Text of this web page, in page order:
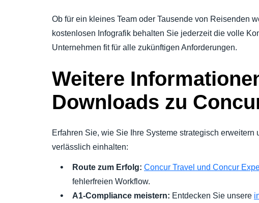
Ob für ein kleines Team oder Tausende von Reisenden
kostenlosen Infografik behalten Sie jederzeit die volle
Unternehmen fit für alle zukünftigen Anforderungen.
Weitere
Downloads zu
Erfahren Sie, wie Sie Ihre Systeme strategisch erweitern
verlässlich einhalten:
Route zum Erfolg: Concur Travel und Concur
fehlerfreien Workflow.
A1-Compliance meistern: Entdecken Sie unsere